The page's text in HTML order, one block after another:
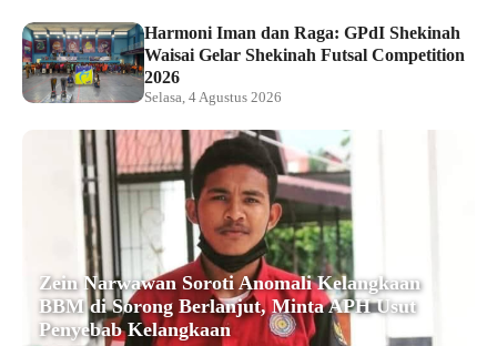
Harmoni Iman dan Raga: GPdI Shekinah
Waisai Gelar Shekinah Futsal Competition
2026
Selasa, 4 Agustus 2026
Zein Narwawan Soroti Anomali Kelangkaan
BBM di Sorong Berlanjut, Minta APH Usut
Penyebab Kelangkaan